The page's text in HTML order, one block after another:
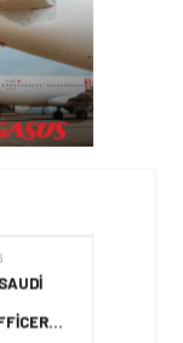
DÜŞÜŞ